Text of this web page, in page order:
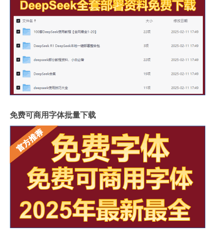
免费可商用字体批量下载